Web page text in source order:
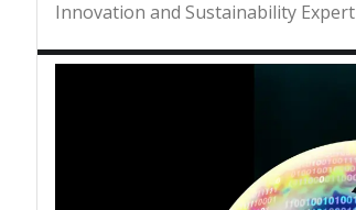
Innovation and Sustainability Expert